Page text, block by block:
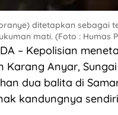
ditetapkan sebagai
mati. (Foto : Humas
– Kepolisian
Karang Anyar,
dua balita di
kandungnya